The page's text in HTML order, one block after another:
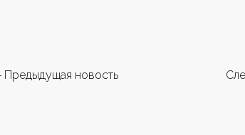
Предыдущая новость